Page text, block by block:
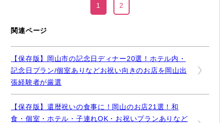
1 2
関連ページ
【保存版】岡山市の記念日ディナー20選！ホテル内・
記念日プラン/個室ありなどお祝い向きのお店を岡山出
張経験者が厳選
【保存版】還暦祝いの食事に！岡山のお店21選！和
食・個室・ホテル・子連れOK・お祝いプランありなど